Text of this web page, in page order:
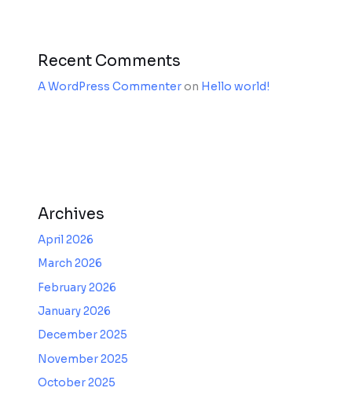
Recent Comments
A WordPress Commenteron Hello world!
Archives
April 2026
March 2026
February 2026
January 2026
December 2025
November 2025
October 2025